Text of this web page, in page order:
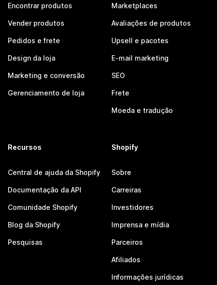
Encontrar produtos
Vender produtos
Pedidos e frete
Design da loja
Marketing e conversão
Gerenciamento de loja
Marketplaces
Avaliações de produtos
Upsell e pacotes
E-mail marketing
SEO
Frete
Moeda e tradução
Recursos
Central de ajuda da Shopify
Documentação da API
Comunidade Shopify
Blog da Shopify
Pesquisas
Shopify
Sobre
Carreiras
Investidores
Imprensa e mídia
Parceiros
Afiliados
Informações jurídicas